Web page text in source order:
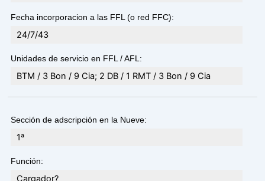
Fecha incorporacion a las FFL (o red FFC):
24/7/43
Unidades de servicio en FFL / AFL:
BTM / 3 Bon / 9 Cia; 2 DB / 1 RMT / 3 Bon / 9 Cia
Sección de adscripción en la Nueve:
1ª
Función:
Cargador?